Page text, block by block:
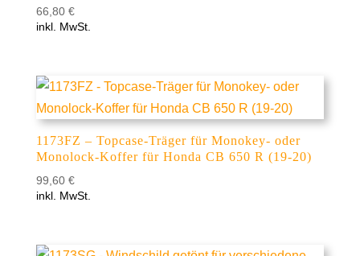
66,80 €
inkl. MwSt.
1173FZ – Topcase-Träger für Monokey- oder
Monolock-Koffer für Honda CB 650 R (19-20)
99,60 €
inkl. MwSt.